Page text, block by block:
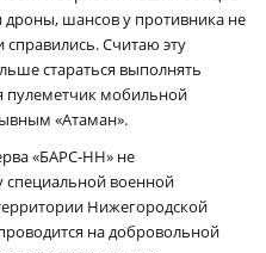
дроны, шансов у противника не
Считаю эту
стараться выполнять
пулеметчик мобильной
«Атаман».
«БАРС-НН» не
специальной военной
Нижегородской
на добровольной